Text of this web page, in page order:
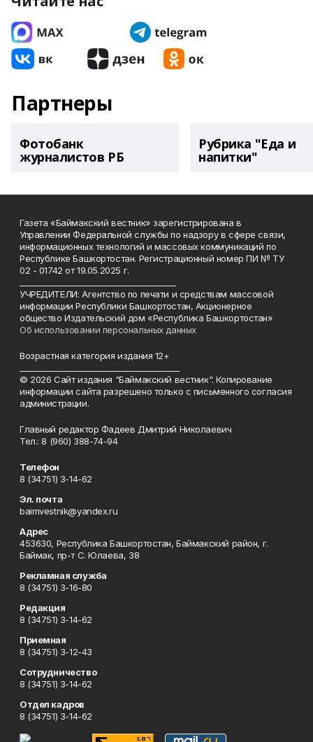
Партнеры
Фотобанк
журналистов РБ
Рубрика "Еда и
напитки"
Газета «Баймакский вестник» зарегистрирована в
Управлении Федеральной службы по надзору в сфере связи,
информационных технологий и массовых коммуникаций по
Республике Башкортостан. Регистрационный номер ПИ № ТУ
02 - 01742 от 19.05.2025 г.
УЧРЕДИТЕЛИ: Агентство по печати и средствам массовой
информации Республики Башкортостан, Акционерное
общество Издательский дом «Республика Башкортостан»
Об использовании персональных данных
Возрастная категория издания 12+
© 2026 Сайт издания "Баймакский вестник". Копирование
информации сайта разрешено только с письменного согласия
администрации.
Главный редактор Фадеев Дмитрий Николаевич
Тел.: 8 (960) 388-74-94
Телефон
8 (34751) 3-14-62
Эл. почта
baimvestnik@yandex.ru
Адрес
453630, Республика Башкортостан, Баймакский район, г.
Баймак, пр-т С. Юлаева, 38
Рекламная служба
8 (34751) 3-16-80
Редакция
8 (34751) 3-14-62
Приемная
8 (34751) 3-12-43
Сотрудничество
8 (34751) 3-14-62
Отдел кадров
8 (34751) 3-14-62